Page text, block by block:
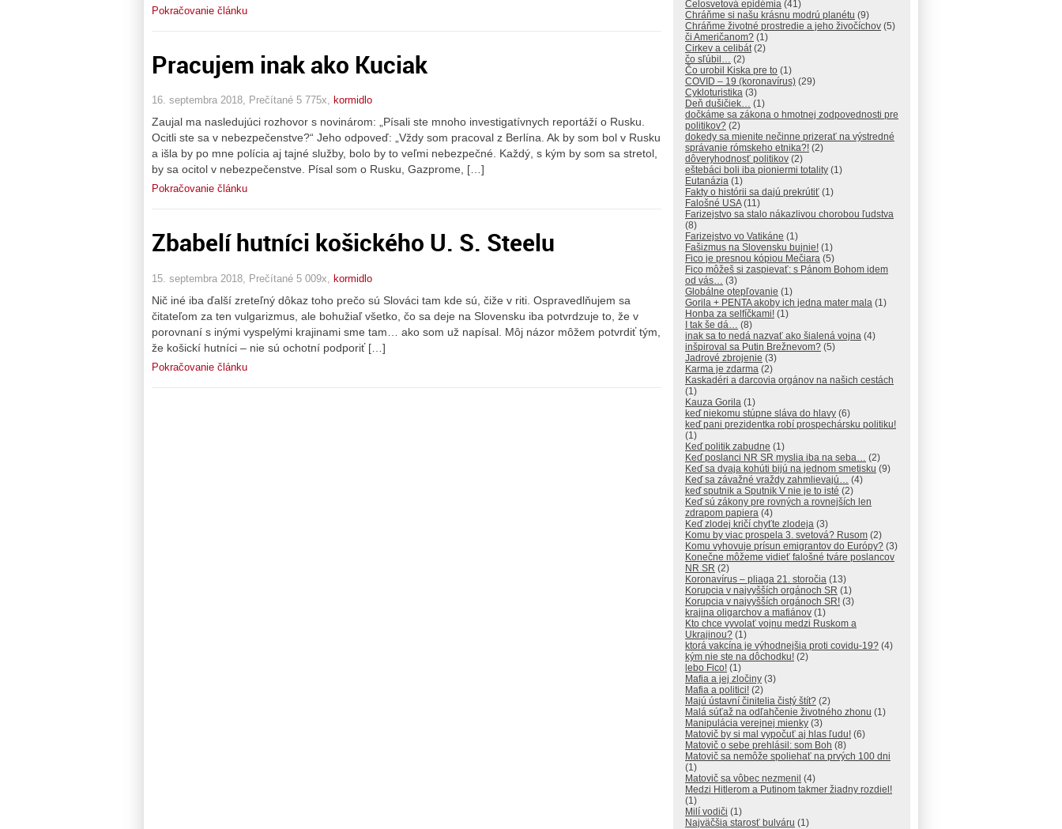
Pokračovanie článku
Pracujem inak ako Kuciak
16. septembra 2018, Prečítané 5 775x, kormidlo
Zaujal ma nasledujúci rozhovor s novinárom: „Písali ste mnoho investigatívnych reportáží o Rusku.
Ocitli ste sa v nebezpečenstve?“ Jeho odpoveď: „Vždy som pracoval z Berlína. Ak by som bol v Rusku
a išla by po mne polícia aj tajné služby, bolo by to veľmi nebezpečné. Každý, s kým by som sa stretol,
by sa ocitol v nebezpečenstve. Písal som o Rusku, Gazprome, […]
Pokračovanie článku
Zbabelí hutníci košického U. S. Steelu
15. septembra 2018, Prečítané 5 009x, kormidlo
Nič iné iba ďalší zreteľný dôkaz toho prečo sú Slováci tam kde sú, čiže v riti. Ospravedlňujem sa
čitateľom za ten vulgarizmus, ale bohužiaľ všetko, čo sa deje na Slovensku iba potvrdzuje to, že v
porovnaní s inými vyspelými krajinami sme tam… ako som už napísal. Môj názor môžem potvrdiť tým,
že košickí hutníci – nie sú ochotní podporiť […]
Pokračovanie článku
Celosvetová epidémia (41)
Chráňme si našu krásnu modrú planétu (9)
Chráňme životné prostredie a jeho živočíchov (5)
či Američanom? (1)
Cirkev a celibát(2)
čo sľúbil… (2)
Čo urobil Kiska pre to (1)
COVID – 19 (koronavírus) (29)
Cykloturistika (3)
Deň dušičiek… (1)
dočkáme sa zákona o hmotnej zodpovednosti pre
politikov? (2)
dokedy sa mienite nečinne prizerať na výstredné
správanie rómskeho etnika?! (2)
dôveryhodnosť politikov (2)
eštebáci boli iba pioniermi totality (1)
Eutanázia (1)
Fakty o histórii sa dajú prekrútiť (1)
Falošné USA(11)
Farizejstvo sa stalo nákazlivou chorobou ľudstva
(8)
Farizejstvo vo Vatikáne (1)
Fašizmus na Slovensku bujnie! (1)
Fico je presnou kópiou Mečiara (5)
Fico môžeš si zaspievať: s Pánom Bohom idem
od vás… (3)
Globálne otepľovanie (1)
Gorila + PENTA akoby ich jedna mater mala (1)
Honba za selfíčkami! (1)
I tak še dá… (8)
inak sa to nedá nazvať ako šialená vojna (4)
inšpiroval sa Putin Brežnevom? (5)
Jadrové zbrojenie (3)
Karma je zdarma (2)
Kaskadéri a darcovia orgánov na našich cestách
(1)
Kauza Gorila (1)
keď niekomu stúpne sláva do hlavy (6)
keď pani prezidentka robí prospechársku politiku!
(1)
Keď politik zabudne (1)
Keď poslanci NR SR myslia iba na seba… (2)
Keď sa dvaja kohúti bijú na jednom smetisku (9)
Keď sa závažné vraždy zahmlievajú… (4)
keď sputnik a Sputnik V nie je to isté (2)
Keď sú zákony pre rovných a rovnejších len
zdrapom papiera (4)
Keď zlodej kričí chyťte zlodeja (3)
Komu by viac prospela 3. svetová? Rusom (2)
Komu vyhovuje prísun emigrantov do Európy? (3)
Konečne môžeme vidieť falošné tváre poslancov
NR SR (2)
Koronavírus – pliaga 21. storočia (13)
Korupcia v najvyšších orgánoch SR (1)
Korupcia v najvyšších orgánoch SR! (3)
krajina oligarchov a mafiánov (1)
Kto chce vyvolať vojnu medzi Ruskom a
Ukrajinou? (1)
ktorá vakcína je výhodnejšia proti covidu-19? (4)
kým nie ste na dôchodku! (2)
lebo Fico! (1)
Mafia a jej zločiny (3)
Mafia a politici! (2)
Majú ústavní činitelia čistý štít? (2)
Malá súťaž na odľahčenie životného zhonu (1)
Manipulácia verejnej mienky (3)
Matovič by si mal vypočuť aj hlas ľudu! (6)
Matovič o sebe prehlásil: som Boh (8)
Matovič sa nemôže spoliehať na prvých 100 dni
(1)
Matovič sa vôbec nezmenil (4)
Medzi Hitlerom a Putinom takmer žiadny rozdiel!
(1)
Milí vodiči (1)
Najväčšia starosť bulváru (1)